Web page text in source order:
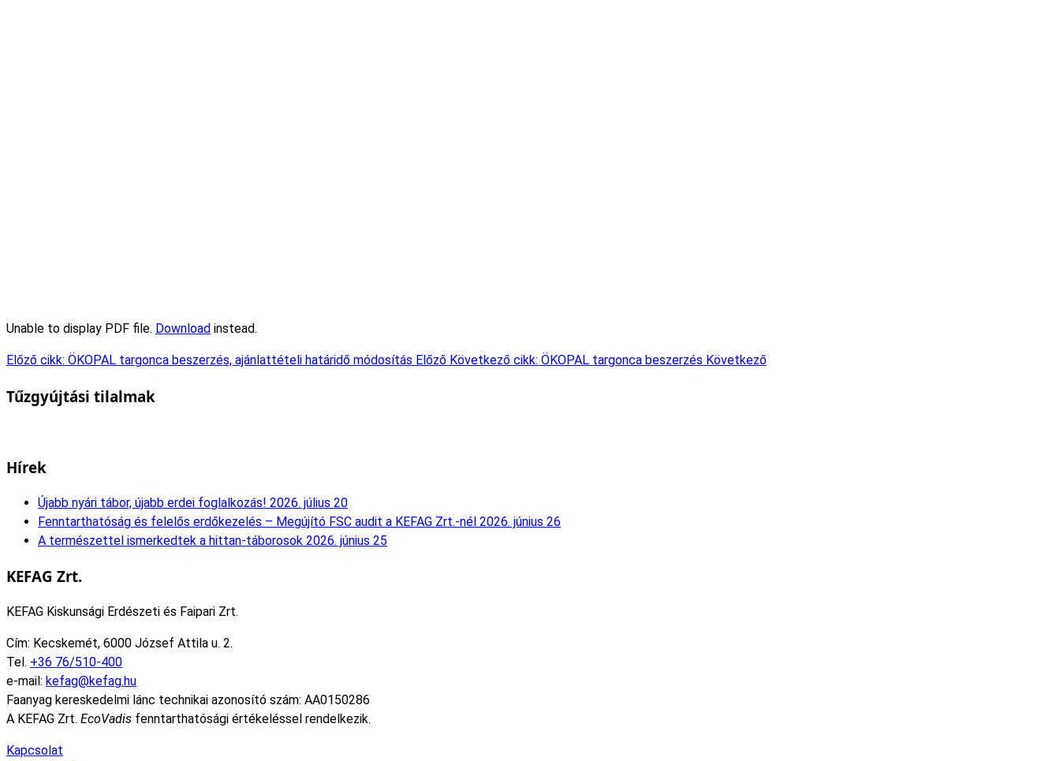
Unable to display PDF file. Download instead.
Előző cikk: ÖKOPAL targonca beszerzés, ajánlattételi határidő módosítás Előző Következő cikk: ÖKOPAL targonca beszerzés Következő
Tűzgyújtási tilalmak
Hírek
Újabb nyári tábor, újabb erdei foglalkozás! 2026. július 20
Fenntarthatóság és felelős erdőkezelés – Megújító FSC audit a KEFAG Zrt.-nél 2026. június 26
A természettel ismerkedtek a hittan-táborosok 2026. június 25
KEFAG Zrt.
KEFAG Kiskunsági Erdészeti és Faipari Zrt.
Cím: Kecskemét, 6000 József Attila u. 2.
Tel. +36 76/510-400
e-mail: kefag@kefag.hu
Faanyag kereskedelmi lánc technikai azonosító szám: AA0150286
A KEFAG Zrt. EcoVadis fenntarthatósági értékeléssel rendelkezik.
Kapcsolat